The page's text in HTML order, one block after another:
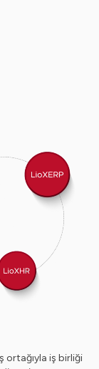
ortağıyla iş birliği